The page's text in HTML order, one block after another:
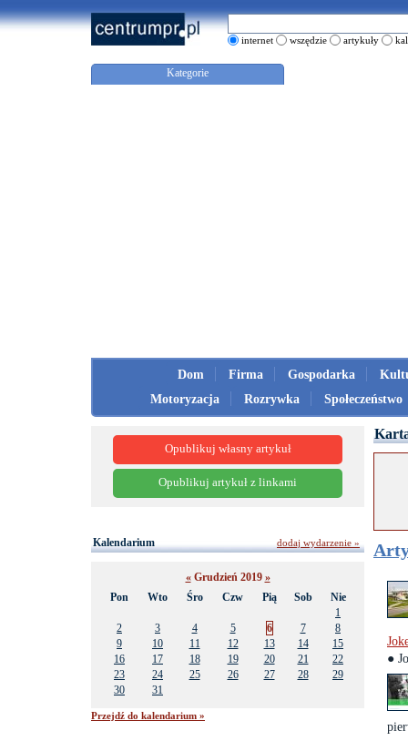
internet wszędzie artykuły
Kategorie
Dom Firma Gospodarka
Motoryzacja
Rozrywka Społeczeństwo
●
Opublikuj własny artykuł
Opublikuj artykuł z linkami
Kalendarium
«Grudzień 2019 »
Pon
Wto Śro Czw Pią Sob
Nie
1
2
3 4 5 6 7
8
9
10 11 12 13 14
15
16
17 18 19 20 21
22
23
24 25 26 27 28
29
30
31
Przejdź do kalendarium »
dodaj wydarzenie »